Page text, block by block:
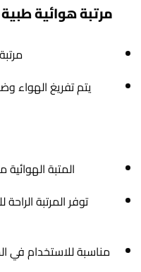
مرتبة هوائية
يتم تفريغ الهواء
المتبة
توفر المرتبة
مناسبة للاستخدام في